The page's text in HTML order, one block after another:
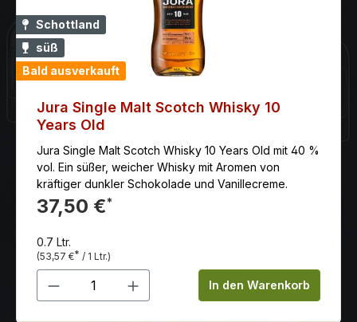
Schottland
süß
Bald ausverkauft
Jura Single Malt Scotch Whisky 10
Years Old
Jura Single Malt Scotch Whisky 10 Years Old mit 40 %
vol. Ein süßer, weicher Whisky mit Aromen von
kräftiger dunkler Schokolade und Vanillecreme.
37,50 €*
0.7 Ltr.
(53,57 €* / 1 Ltr.)
Produkt Anzahl: Gib denIn den Warenkorb